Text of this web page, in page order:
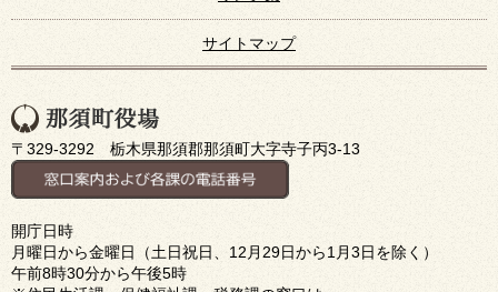
サイトマップ
〒329-3292 栃木県那須郡那須町大字寺子丙3-13
開庁日時
月曜日から金曜日（土日祝日、12月29日から1月3日を除く）
午前8時30分から午後5時